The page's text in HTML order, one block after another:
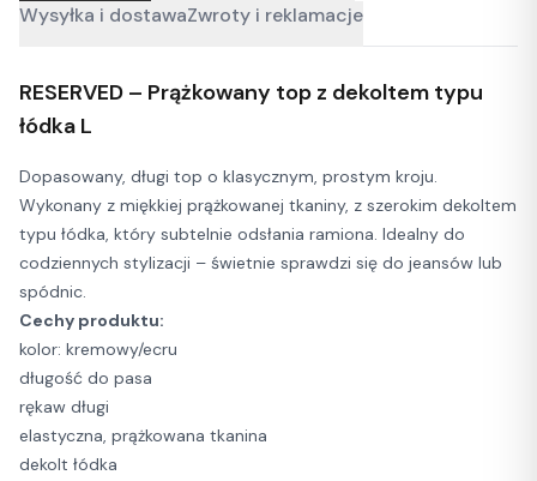
Wysyłka i dostawaZwroty i reklamacje
RESERVED – Prążkowany top z dekoltem typu
łódka L
Dopasowany, długi top o klasycznym, prostym kroju.
Wykonany z miękkiej prążkowanej tkaniny, z szerokim dekoltem
typu łódka, który subtelnie odsłania ramiona. Idealny do
codziennych stylizacji – świetnie sprawdzi się do jeansów lub
spódnic.
Cechy produktu:
kolor: kremowy/ecru
długość do pasa
rękaw długi
elastyczna, prążkowana tkanina
dekolt łódka